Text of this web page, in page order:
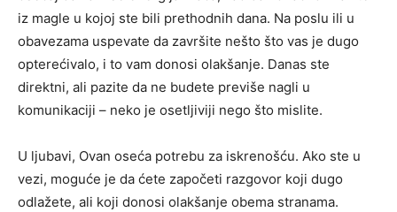
iz magle u kojoj ste bili prethodnih dana. Na poslu ili u
obavezama uspevate da završite nešto što vas je dugo
opterećivalo, i to vam donosi olakšanje. Danas ste
direktni, ali pazite da ne budete previše nagli u
komunikaciji – neko je osetljiviji nego što mislite.
U ljubavi, Ovan oseća potrebu za iskrenošću. Ako ste u
vezi, moguće je da ćete započeti razgovor koji dugo
odlažete, ali koji donosi olakšanje obema stranama.